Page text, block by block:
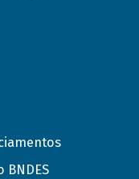
BNDES